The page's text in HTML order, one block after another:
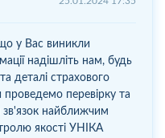
у Вас виникли
надішліть нам, будь
деталі страхового
перевірку та
найближчим
якості УНІКА